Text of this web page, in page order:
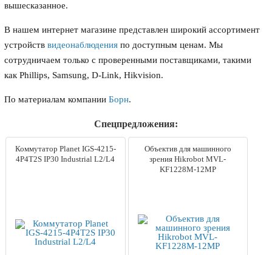
вышесказанное.
В нашем интернет магазине представлен широкий ассортимент
устройстввидеонаблюдения по доступным ценам. Мы
сотрудничаем только с проверенными поставщиками, такими
как Phillips, Samsung, D-Link, Hikvision.
По материалам компанииБорн.
Спецпредложения:
Коммутатор Planet IGS-4215-
4P4T2S IP30 Industrial L2/L4
Объектив для машинного
зрения Hikrobot MVL-
KF1228M-12MP